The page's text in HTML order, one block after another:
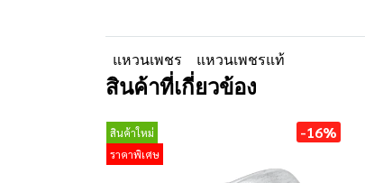
แหวนเพชร แหวนเพชรแท้
สินค้าที่เกี่ยวข้อง
สินค้าใหม่
ราคาพิเศษ
-16%